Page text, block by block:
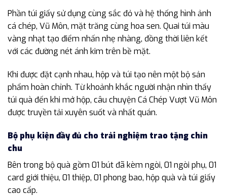
Phần túi giấy sử dụng cùng sắc đỏ và hệ thống hình ảnh
cá chép, Vũ Môn, mặt trăng cùng hoa sen. Quai túi màu
vàng nhạt tạo điểm nhấn nhẹ nhàng, đồng thời liên kết
với các đường nét ánh kim trên bề mặt.
Khi được đặt cạnh nhau, hộp và túi tạo nên một bộ sản
phẩm hoàn chỉnh. Từ khoảnh khắc người nhận nhìn thấy
túi quà đến khi mở hộp, câu chuyện Cá Chép Vượt Vũ Môn
được truyền tải xuyên suốt và nhất quán.
Bộ phụ kiện đầy đủ cho trải nghiệm trao tặng chỉn
chu
Bên trong bộ quà gồm 01 bút đã kèm ngòi, 01 ngòi phụ, 01
card giới thiệu, 01 thiệp, 01 phong bao, hộp quà và túi giấy
cao cấp.